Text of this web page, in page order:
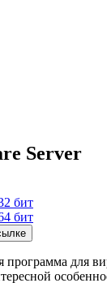
Server
бит
бит
для